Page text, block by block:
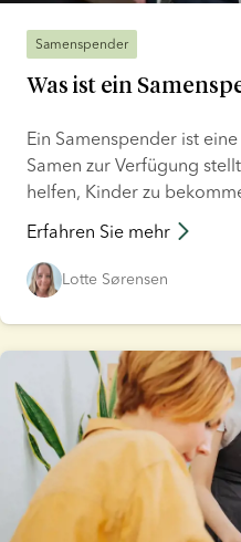
Samenspender
Was ist ein
Ein Samenspender ist
Samen zur Verfügung
helfen, Kinder zu
werden meist von
Paaren und
möglicherweise keine
werden in der Regel im
wird erklärt, wie eine
sie umfasst und wie man
Erfahren Sie mehr
Lotte Sørensen